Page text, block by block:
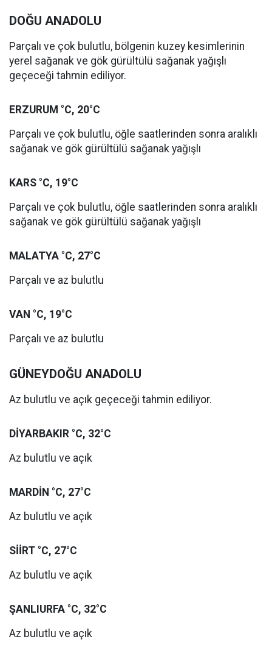
DOĞU ANADOLU
Parçalı ve çok bulutlu, bölgenin kuzey kesimlerinin
yerel sağanak ve gök gürültülü sağanak yağışlı
geçeceği tahmin ediliyor.
ERZURUM °C, 20°C
Parçalı ve çok bulutlu, öğle saatlerinden sonra aralıklı
sağanak ve gök gürültülü sağanak yağışlı
KARS °C, 19°C
Parçalı ve çok bulutlu, öğle saatlerinden sonra aralıklı
sağanak ve gök gürültülü sağanak yağışlı
MALATYA °C, 27°C
Parçalı ve az bulutlu
VAN °C, 19°C
Parçalı ve az bulutlu
GÜNEYDOĞU ANADOLU
Az bulutlu ve açık geçeceği tahmin ediliyor.
DİYARBAKIR °C, 32°C
Az bulutlu ve açık
MARDİN °C, 27°C
Az bulutlu ve açık
SİİRT °C, 27°C
Az bulutlu ve açık
ŞANLIURFA °C, 32°C
Az bulutlu ve açık